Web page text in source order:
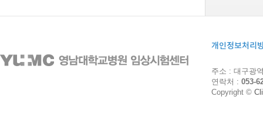
개인정보처리
주소 : 대구광
연락처 : 053-
Copyright ©